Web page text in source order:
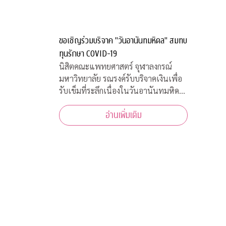
ขอเชิญร่วมบริจาค "วันอานันทมหิดล" สมทบ
ทุนรักษา COVID-19
นิสิตคณะแพทยศาสตร์ จุฬาลงกรณ์
มหาวิทยาลัย รณรงค์รับบริจาคเงินเพื่อ
รับเข็มที่ระลึกเนื่องในวันอานันทมหิดล
วันคล้ายสวรรคต ร.8 ผู้พระราชทาน
กำเนิด “แพทย์จุฬาฯ” พร้อมทั้งเชิญ
ชวนประชาชนสั่งจองเสื้อยืดที่ระลึก ราย
อ่านเพิ่มเติม